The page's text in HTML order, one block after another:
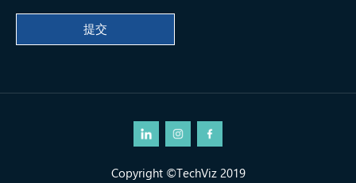
Copyright ©TechViz 2019